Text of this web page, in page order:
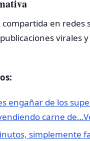
en redes
virales
engañar de los
carne
simplemente